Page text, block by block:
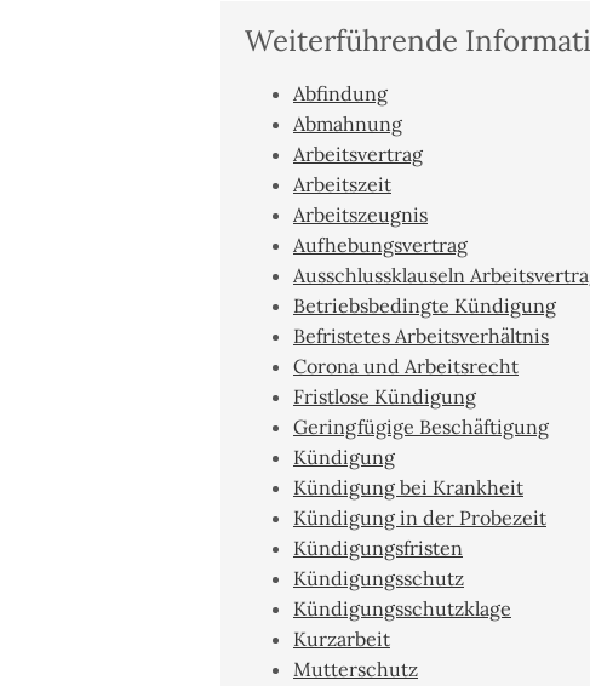
Weiterführende
Abfindung
Abmahnung
Arbeitsvertrag
Arbeitszeit
Arbeitszeugnis
Aufhebungsvertrag
Ausschlussklauseln
Betriebsbedingte Kündigung
Befristetes Arbeitsverhältnis
Corona und Arbeitsrecht
Fristlose Kündigung
Geringfügige Beschäftigung
Kündigung
Kündigung bei Krankheit
Kündigung in der Probezeit
Kündigungsfristen
Kündigungsschutz
Kündigungsschutzklage
Kurzarbeit
Mutterschutz